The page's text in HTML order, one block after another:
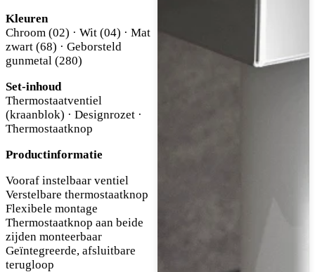
Kleuren
Chroom (02) · Wit (04) · Mat
zwart (68) · Geborsteld
gunmetal (280)
Set-inhoud
Thermostaatventiel
(kraanblok) · Designrozet ·
Thermostaatknop
Productinformatie
Vooraf instelbaar ventiel
Verstelbare thermostaatknop
Flexibele montage
Thermostaatknop aan beide
zijden monteerbaar
Geïntegreerde, afsluitbare
terugloop